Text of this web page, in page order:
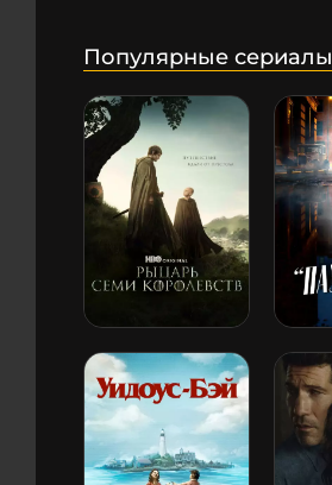
Популярные сериалы